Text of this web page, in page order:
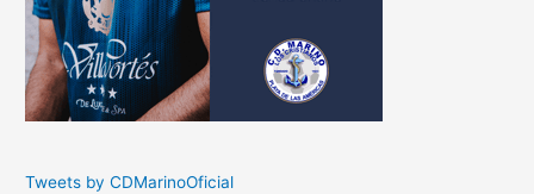
Tweets by CDMarinoOficial